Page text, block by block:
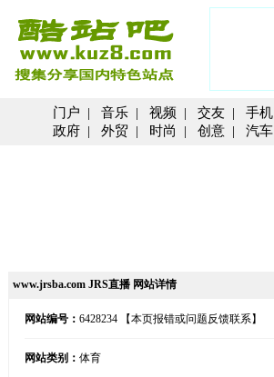
门户 | 音乐 | 视频 | 交友 | 手机
政府 | 外贸 | 时尚 | 创意 | 汽车
www.jrsba.com JRS直播 网站详情
网站编号： 6428234 【本页报错或问题反馈联系】
网站类别： 体育